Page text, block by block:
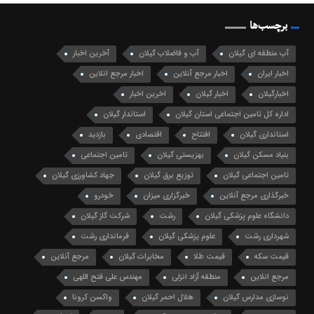
برچسب‌ها
آب منطقه ای گیلان آب و فاضلاب گیلان
آخرین اخبار
اخبار ایران
اخبار مرجع آنلاین
اخبار مرجع انلاین
اخبارگیلان
اخبار گیلان
اخرین اخبار
اداره کل تامین اجتماعی استان گیلان
استاندار گیلان
استانداری گیلان
افتتاح اقتصادی
بازدید
بنیاد مسکن گیلان
بهزیستی گیلان
تامین اجتماعی
تامین اجتماعی گیلان
توزیع برق گیلان
جهاد کشاورزی گیلان
خبرگذاری مرجع آنلاین
خبرگزاری میزان
خودرو
دانشگاه علوم پزشکی گیلان
رشت
شرکت گاز گیلان
شهرداری رشت
علوم پزشکی گیلان
فرمانداری رشت
قیمت سکه
قیمت طلا مخابرات گیلان
مرجع آنلاین
مرجع انلاین
منطقه آزاد انزلی
مهندس علی فتح اللهی
نوسازی مدارس گیلان
هلال احمر گیلان
واکسن کرونا